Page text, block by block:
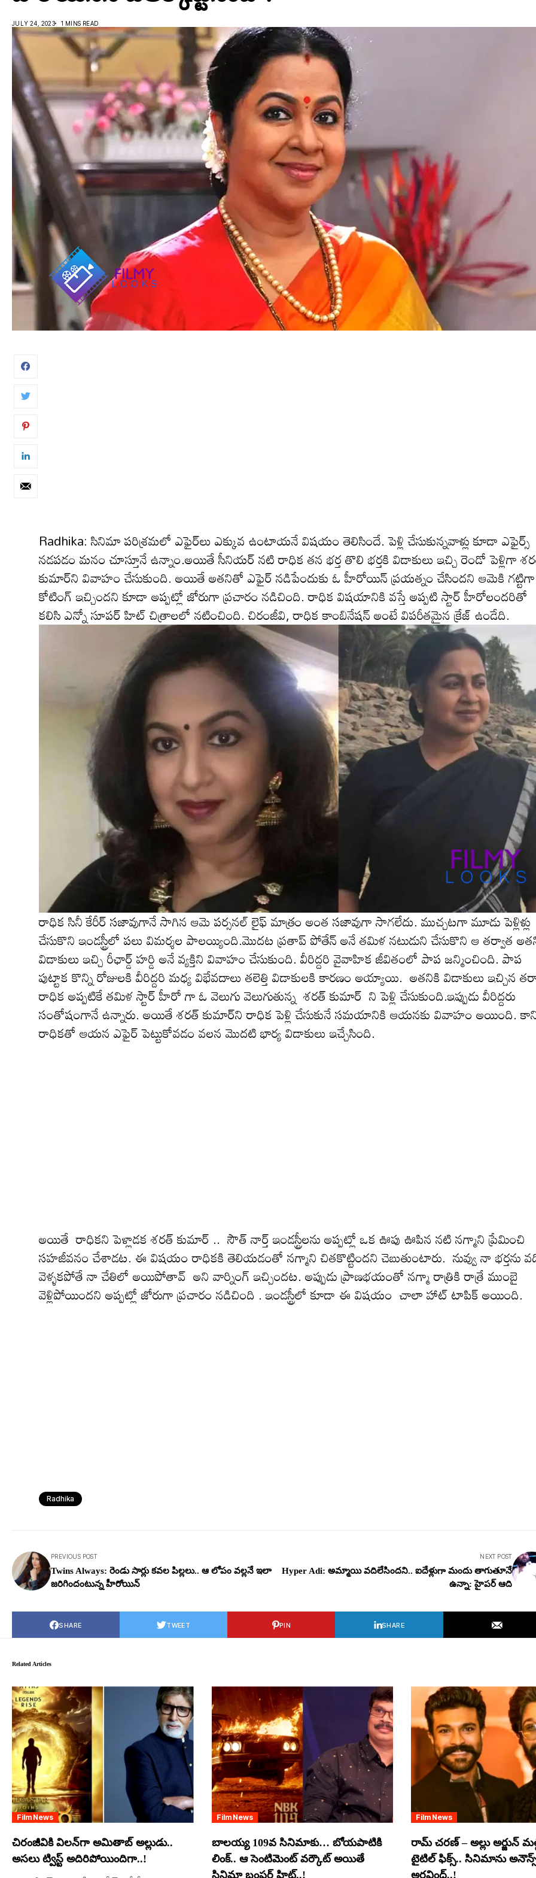
JULY 24, 2023 1 MINS READ
Radhika: సినిమా ప‌రిశ్ర‌మ‌లో ఎఫైర్‌లు ఎక్కువ ఉంటాయ‌నే విష‌యం తెలిసిందే. పెళ్లి చేసుకున్న‌వాళ్లు కూడా ఎఫైర్స్
న‌డ‌ప‌డం మ‌నం చూస్తూనే ఉన్నాం.అయితే సీనియ‌ర్ న‌టి రాధిక త‌న భ‌ర్త తొలి భ‌ర్త‌కి విడాకులు ఇచ్చి రెండో పెళ్లిగా
కుమార్‌ని వివాహం చేసుకుంది. అయితే అత‌నితో ఎఫైర్ న‌డిపేందుకు ఓ హీరోయిన్ ప్ర‌య‌త్నం చేసింద‌ని ఆమెకి గ‌ట్టిగా
కోటింగ్ ఇచ్చింద‌ని కూడా అప్ప‌ట్లో జోరుగా ప్ర‌చారం న‌డిచింది. రాధిక విష‌యానికి వ‌స్తే అప్ప‌టి స్టార్ హీరోలంద‌రితో
క‌లిసి ఎన్నో సూప‌ర్ హిట్ చిత్రాల‌లో న‌టించింది. చిరంజీవి, రాధిక కాంబినేష‌న్ అంటే విప‌రీత‌మైన క్రేజ్ ఉండేది.
రాధిక సినీ కేరీర్ స‌జావుగానే సాగిన ఆమె ప‌ర్స‌న‌ల్ లైఫ్ మాత్రం అంత స‌జావుగా సాగ‌లేదు. ముచ్చ‌ట‌గా మూడు పెళ్లిళ్లు
చేసుకొని ఇండస్ట్రీలో ప‌లు విమర్శల పాలయ్యింది.మొదట ప్రతాప్ పోతేన్ అనే తమిళ నటుడుని చేసుకొని ఆ తర్వాత
విడాకులు ఇచ్చి రీఛార్డ్ హర్డి అనే వ్యక్తిని వివాహం చేసుకుంది. వీరిద్ద‌రి వైవాహిక జీవితంలో పాప జ‌న్మించింది. పాప
పుట్టాక కొన్ని రోజుల‌కి వీరిద్ద‌రి మధ్య విభేవ‌దాలు త‌లెత్తి విడాకుల‌కి కార‌ణం అయ్యాయి. అత‌నికి విడాకులు ఇచ్చిన
రాధిక అప్పటికే తమిళ స్టార్ హీరో గా ఓ వెలుగు వెలుగుతున్న శరత్ కుమార్ ని పెళ్లి చేసుకుంది.ఇప్పుడు వీరిద్ద‌రు
సంతోషంగానే ఉన్నారు. అయితే శ‌ర‌త్ కుమార్‌ని రాధిక పెళ్లి చేసుకునే స‌మ‌యానికి ఆయ‌న‌కు వివాహం అయింది.
రాధిక‌తో ఆయ‌న ఎఫైర్ పెట్టుకోవ‌డం వ‌ల‌న మొద‌టి భార్య విడాకులు ఇచ్చేసింది.
అయితే రాధిక‌ని పెళ్లాడ‌క‌ శ‌ర‌త్ కుమార్ .. సౌత్ నార్త్ ఇండస్ట్రీలను అప్పట్లో ఒక ఊపు ఊపిన నటి నగ్మాని ప్రేమించి
స‌హ‌జీవ‌నం చేశాడ‌ట‌. ఈ విషయం రాధికకి తెలియ‌డంతో న‌గ్మాని చిత‌కొట్టింద‌ని చెబుతుంటారు. నువ్వు నా భర్తను
వెళ్ళకపోతే నా చేతిలో అయిపోతావ్ అని వార్నింగ్ ఇచ్చిందట. అప్పుడు ప్రాణభయంతో నగ్మా రాత్రికి రాత్రే ముంబై
వెళ్లిపోయింద‌ని అప్ప‌ట్లో జోరుగా ప్ర‌చారం న‌డిచింది . ఇండస్ట్రీలో కూడా ఈ విష‌యం చాలా హాట్ టాపిక్ అయింది.
Radhika
PREVIOUS POST
Twins Always: రెండు సార్లు క‌వల పిల్ల‌లు.. ఆ లోపం వ‌ల్ల‌నే ఇలా
జ‌రిగిందంటున్న హీరోయిన్
NEXT POST
Hyper Adi: అమ్మాయి వదిలేసిందని.. ఐదేళ్లుగా మందు తాగుతూనే
ఉన్నా: హైపర్ ఆది
SHARE TWEET PIN SHARE
Related Articles
Film News
చిరంజీవికి విలన్‌గా అమితాబ్ అల్లుడు..
అసలు ట్విస్ట్ అదిరిపోయిందిగా..!
Film News
బాలయ్య 109వ సినిమాకు… బోయపాటికి
లింక్.. ఆ సెంటిమెంట్ వర్కౌట్ అయితే
సినిమా బంపర్ హిట్..!
Film News
రామ్ చరణ్ – అల్లు అర్జున్
టైటిల్ ఫిక్స్.. సినిమాను అనౌన్స్
అరవింద్..!